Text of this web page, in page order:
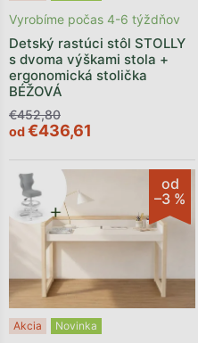
Detský rastúci stôl STOLLY
s dvoma výškami stola +
ergonomická stolička
BÉŽOVÁ
Vyrobíme počas 4-6 týždňov
€452,80
od€436,61
od
–3 %
Akcia Novinka